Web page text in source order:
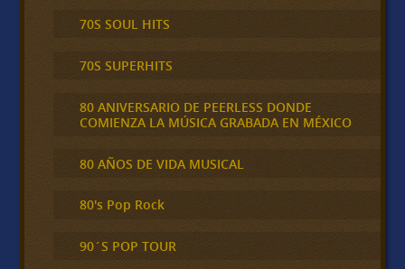
70S SOUL HITS
70S SUPERHITS
80 ANIVERSARIO DE PEERLESS DONDE
COMIENZA LA MÚSICA GRABADA EN MÉXICO
80 AÑOS DE VIDA MUSICAL
80's Pop Rock
90´S POP TOUR